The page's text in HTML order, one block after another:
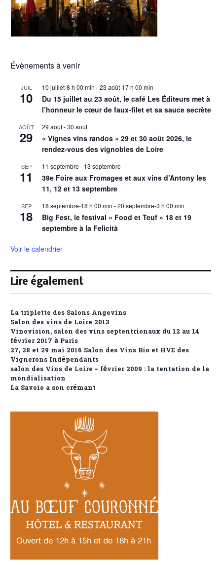
Évènements à venir
JUIL
10
10 juillet-8 h 00 min -23 août-17 h 00 min
Du 15 juillet au 23 août, le café Les Éditeurs met à
l’honneur le cœur de faux-filet et sa sauce secrète
AOÛT
29
29 août-30 août
« Vignes vins randos » 29 et 30 août 2026, le
rendez-vous des vignobles de Loire
SEP
11
11 septembre - 13 septembre
39e Foire aux Fromages et aux vins d’Antony les
11, 12 et 13 septembre
SEP
18
18 septembre-18 h 00 min -20 septembre-3 h 00 min
Big Fest, le festival « Food et Teuf » 18 et 19
septembre à la Felicità
Voir le calendrier
Lire également
La triplette des Salons Angevins
Salon des vins de Loire 2013
Vinovision, salon des vins septentrionaux du 12 au 14
février 2017 à Paris
27, 28 et 29 mai 2016 Salon des Vins Bio et HVE des
Vignerons Indépendants
salon des Vins de Loire – février 2009 : la tentation de la
mondialisation
La Savoie a son crémant